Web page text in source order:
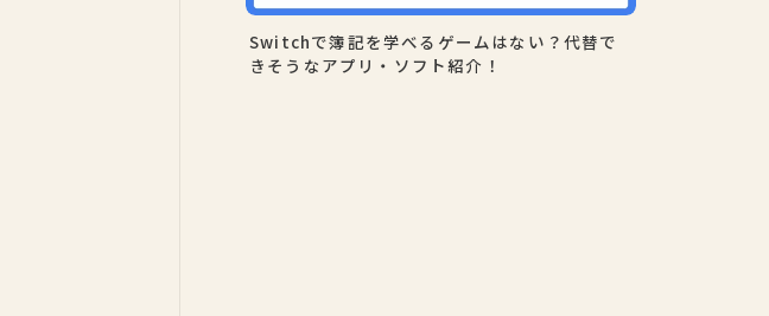
Switchで簿記を学べるゲームはない？代替で
きそうなアプリ・ソフト紹介！